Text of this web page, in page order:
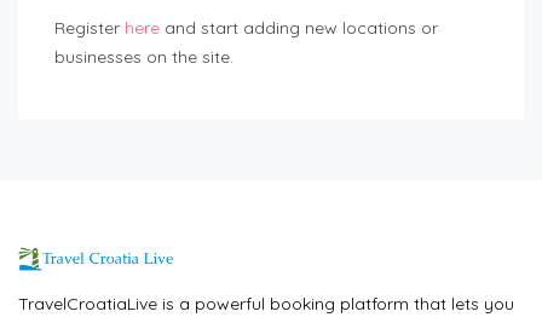
Register here and start adding new locations or
businesses on the site.
TravelCroatiaLive is a powerful booking platform that lets you